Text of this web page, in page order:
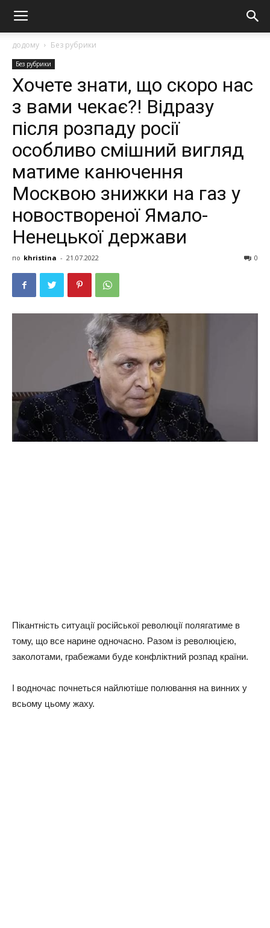
додому Без рубрики
Без рубрики
Хочете знати, що скоро нас
з вами чекає?! Відразу
після розпаду росії
особливо смішний вигляд
матиме канючення
Москвою знижки на газ у
новоствореної Ямало-
Ненецької держави
по khristina - 21.07.2022 0
Пікантність ситуації російської революції полягатиме в
тому, що все нарине одночасно. Разом із революцією,
заколотами, грабежами буде конфліктний розпад країни.
І водночас почнеться найлютіше полювання на винних у
всьому цьому жаху.